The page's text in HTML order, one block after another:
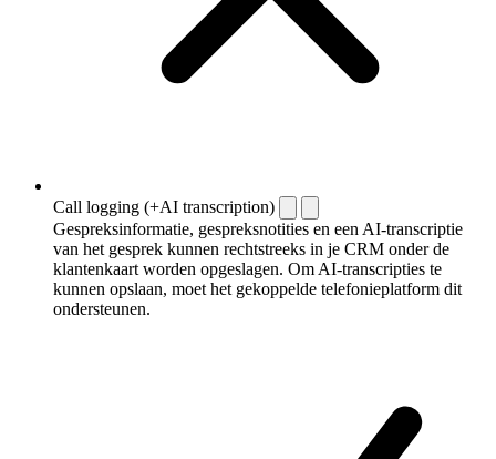
Call logging (+AI transcription)
Gespreksinformatie, gespreksnotities en een AI-transcriptie
van het gesprek kunnen rechtstreeks in je CRM onder de
klantenkaart worden opgeslagen. Om AI-transcripties te
kunnen opslaan, moet het gekoppelde telefonieplatform dit
ondersteunen.